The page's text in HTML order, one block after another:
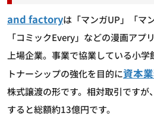
and factoryは「マンガUP」「マ
「コミックEvery」などの漫画アプ
上場企業。事業で協業している小
トナーシップの強化を目的に資本
株式譲渡の形です。相対取引です
すると総額約13億円です。